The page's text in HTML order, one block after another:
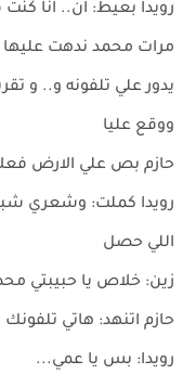
رويدا بعيط: ان.. انا
مرات محمد ندهت عليها
يدور علي تلفونه و.. و
ووقع عليا
حازم بص علي الارض
رويدا كملت: وشعري
اللي حصل
زين: خلاص يا
حازم اتنهد: هاتي تلفونك
رويدا: بس يا عمي...